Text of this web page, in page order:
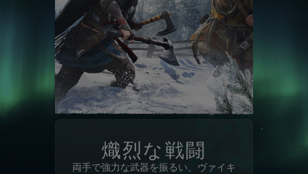
熾烈な戦闘
両手で強力な武器を振るい、ヴァイキ